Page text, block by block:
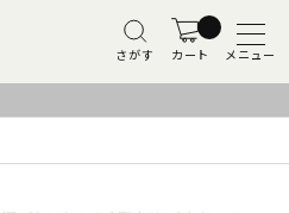
さがす カート メニュー